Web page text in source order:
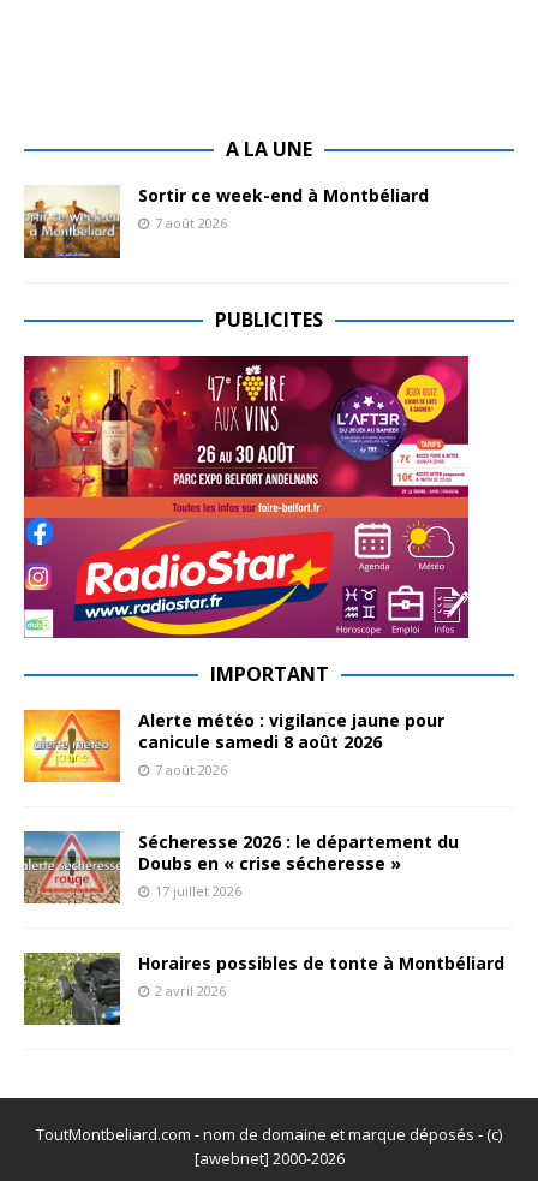
A LA UNE
Sortir ce week-end à Montbéliard
7 août 2026
PUBLICITES
IMPORTANT
Alerte météo : vigilance jaune pour
canicule samedi 8 août 2026
7 août 2026
Sécheresse 2026 : le département du
Doubs en « crise sécheresse »
17 juillet 2026
Horaires possibles de tonte à Montbéliard
2 avril 2026
ToutMontbeliard.com - nom de domaine et marque déposés - (c)
[awebnet] 2000-2026